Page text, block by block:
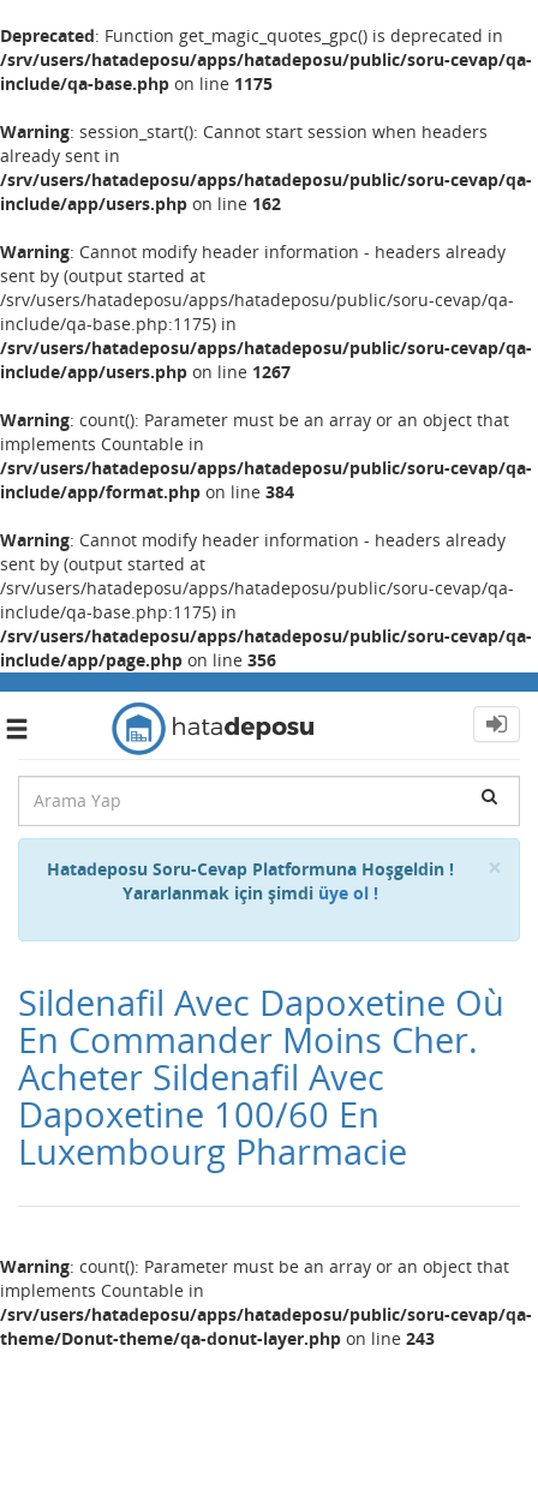
Deprecated: Function get_magic_quotes_gpc() is deprecated in
/srv/users/hatadeposu/apps/hatadeposu/public/soru-cevap/qa-
include/qa-base.php on line 1175
Warning: session_start(): Cannot start session when headers
already sent in
/srv/users/hatadeposu/apps/hatadeposu/public/soru-cevap/qa-
include/app/users.php on line 162
Warning: Cannot modify header information - headers already
sent by (output started at
/srv/users/hatadeposu/apps/hatadeposu/public/soru-cevap/qa-
include/qa-base.php:1175) in
/srv/users/hatadeposu/apps/hatadeposu/public/soru-cevap/qa-
include/app/users.php on line 1267
Warning: count(): Parameter must be an array or an object that
implements Countable in
/srv/users/hatadeposu/apps/hatadeposu/public/soru-cevap/qa-
include/app/format.php on line 384
Warning: Cannot modify header information - headers already
sent by (output started at
/srv/users/hatadeposu/apps/hatadeposu/public/soru-cevap/qa-
include/qa-base.php:1175) in
/srv/users/hatadeposu/apps/hatadeposu/public/soru-cevap/qa-
include/app/page.php on line 356
Toggle
×
Hatadeposu Soru-Cevap Platformuna Hoşgeldin !
Yararlanmak için şimdi üye ol !
Sildenafil Avec Dapoxetine Où
En Commander Moins Cher.
Acheter Sildenafil Avec
Dapoxetine 100/60 En
Luxembourg Pharmacie
Warning: count(): Parameter must be an array or an object that
implements Countable in
/srv/users/hatadeposu/apps/hatadeposu/public/soru-cevap/qa-
theme/Donut-theme/qa-donut-layer.php on line 243